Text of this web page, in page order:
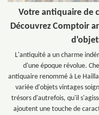
Votre antiquaire de
Découvrez Comptoir
L'antiquité a un charme
d'une époque révolue.
antiquaire renommé à Le
variée d'objets vintages
trésors d'autrefois, qu'il
ajoutent une touche de